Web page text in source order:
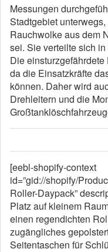
Messungen
Stadtgebiet
Rauchwolke aus dem
sei. Sie verteilte sich
Die
da die Einsatzkräfte
können. Daher wird
Drehleitern und die
[eebl-shopify-context
id=”gid://shopify/
Roller-Daypack”
Platz auf kleinem
einen regendichten
zugängliches
Seitentaschen für